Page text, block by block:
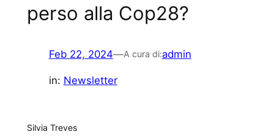
perso alla Cop28?
Feb 22, 2024—A cura di:admin
in: Newsletter
Silvia Treves